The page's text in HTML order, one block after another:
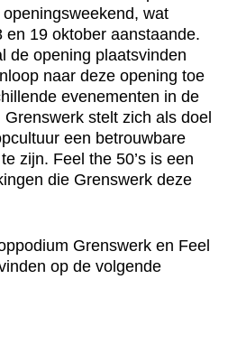
wat
19 oktober aanstaande.
de opening plaatsvinden
naar deze opening toe
evenementen in de
stelt zich als doel
een betrouwbare
zijn. Feel the 50’s is een
die Grenswerk deze
Grenswerk en Feel
op de volgende